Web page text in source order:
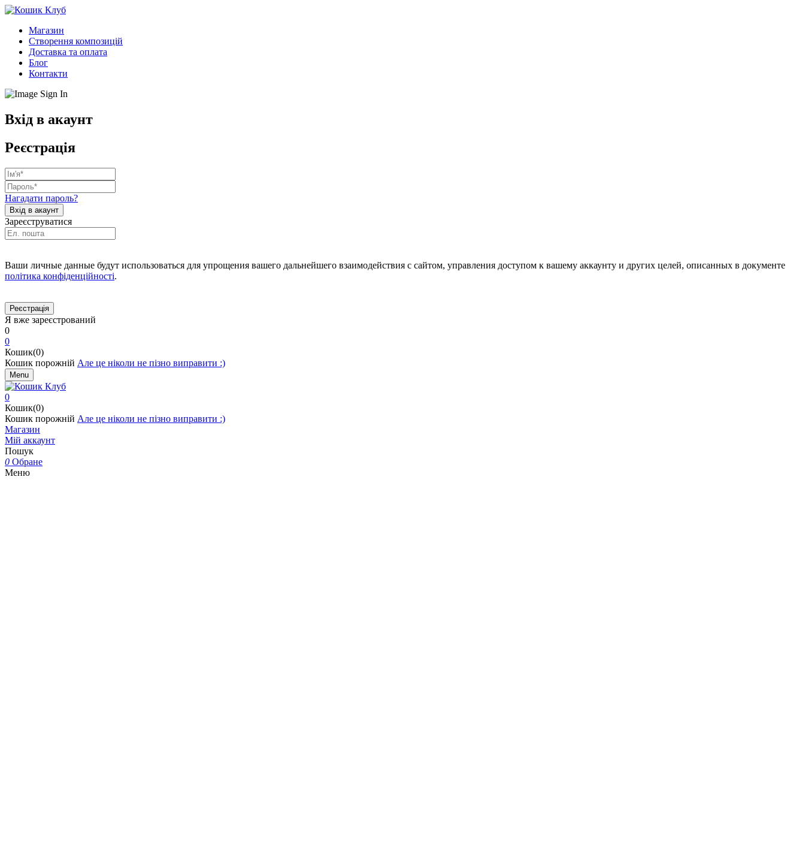
Магазин
Створення композицій
Доставка та оплата
Блог
Контакти
Вхід в акаунт
Реєстрація
Нагадати пароль?
Зареєструватися
Ваши личные данные будут использоваться для упрощения вашего дальнейшего взаимодействия с сайтом, управления доступом к вашему аккаунту и других целей, описанных в документе
політика конфіденційності.
Я вже зареєстрований
0
0
Кошик(0)
Кошик порожній Але це ніколи не пізно виправити :)
Menu
0
Кошик(0)
Кошик порожній Але це ніколи не пізно виправити :)
Магазин
Мій аккаунт
Пошук
0 Обране
Меню